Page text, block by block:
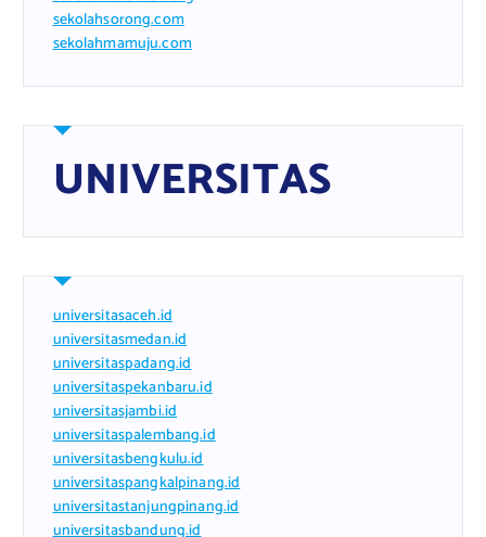
sekolahsorong.com
sekolahmamuju.com
UNIVERSITAS
universitasaceh.id
universitasmedan.id
universitaspadang.id
universitaspekanbaru.id
universitasjambi.id
universitaspalembang.id
universitasbengkulu.id
universitaspangkalpinang.id
universitastanjungpinang.id
universitasbandung.id